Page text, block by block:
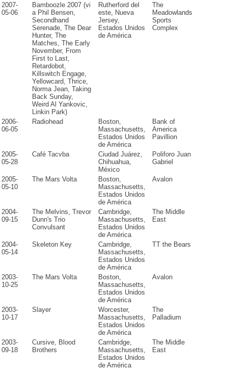
2007-
05-06
Bamboozle 2007 (vi
a Phil Bensen,
Secondhand
Serenade, The Dear
Hunter, The
Matches, The Early
November, From
First to Last,
Retardobot,
Killswitch Engage,
Yellowcard, Thrice,
Norma Jean, Taking
Back Sunday,
Weird Al Yankovic,
Linkin Park)
Rutherford del
este, Nueva
Jersey,
Estados Unidos
de América
The
Meadowlands
Sports
Complex
2006-
06-05
Radiohead
Boston,
Massachusetts,
Estados Unidos
de América
Bank of
America
Pavillion
2005-
05-28
Café Tacvba
Ciudad Juárez,
Chihuahua,
México
Poliforo Juan
Gabriel
2005-
05-10
The Mars Volta
Boston,
Massachusetts,
Estados Unidos
de América
Avalon
2004-
09-15
The Melvins, Trevor
Dunn's Trio
Convulsant
Cambridge,
Massachusetts,
Estados Unidos
de América
The Middle
East
2004-
05-14
Skeleton Key
Cambridge,
Massachusetts,
Estados Unidos
de América
TT the Bears
2003-
10-25
The Mars Volta
Boston,
Massachusetts,
Estados Unidos
de América
Avalon
2003-
10-17
Slayer
Worcester,
Massachusetts,
Estados Unidos
de América
The
Palladium
2003-
09-18
Cursive, Blood
Brothers
Cambridge,
Massachusetts,
Estados Unidos
de América
The Middle
East